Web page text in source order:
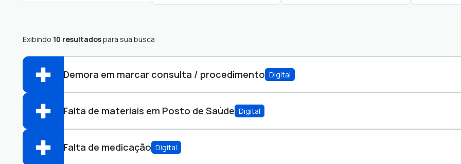
Exibindo 10 resultadospara sua busca
Demora em marcar consulta / procedimento Digital
OUV-SUS
Abrir online > Via protocolo 1Doc
Perfis:
Falta de materiais em Posto de Saúde Digital
OUV-SUS Ouvidoria do SUS
Falta de medicação Digital